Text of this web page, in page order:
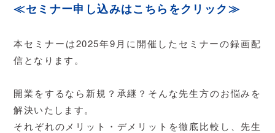
≪セミナー申し込みはこちらをクリック≫
本セミナーは2025年9月に開催したセミナーの録画配
信となります。
開業をするなら新規？承継？そんな先生方のお悩みを
解決いたします。
それぞれのメリット・デメリットを徹底比較し、先生